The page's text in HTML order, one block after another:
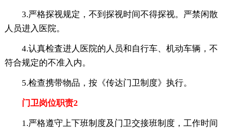
3.严格探视规定，不到探视时间不得探视。严禁闲散
人员进入医院。
4.认真检査进人医院的人员和自行车、机动车辆，不
符合规定的不准入内。
5.检查携带物品，按《传达门卫制度》执行。
门卫岗位职责2
1.严格遵守上下班制度及门卫交接班制度，工作时间